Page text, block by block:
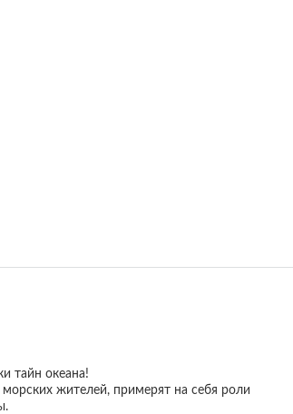
тайн океана!
жителей, примерят на себя роли